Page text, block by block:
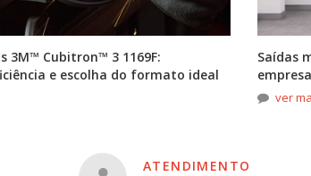
3M™ Cubitron™ 3 1169F:
e escolha do formato ideal
Saídas
ver
ATENDIMENTO